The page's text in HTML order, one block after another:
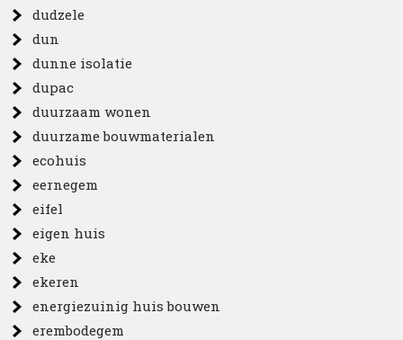
dudzele
dun
dunne isolatie
dupac
duurzaam wonen
duurzame bouwmaterialen
ecohuis
eernegem
eifel
eigen huis
eke
ekeren
energiezuinig huis bouwen
erembodegem